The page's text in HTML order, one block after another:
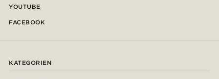
YOUTUBE
FACEBOOK
KATEGORIEN